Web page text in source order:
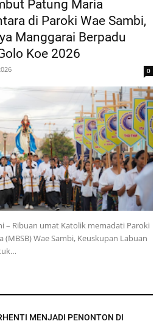
Patung Maria
di Paroki Wae Sambi,
Manggarai Berpadu
Koe 2026
0
– Ribuan umat Katolik memadati Paroki
(MBSB) Wae Sambi, Keuskupan Labuan
MENJADI PENONTON DI